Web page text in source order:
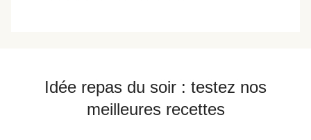
Idée repas du soir : testez nos
meilleures recettes